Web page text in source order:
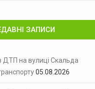
ЗАПИСИ
ДТП на вулиці Скальда
05.08.2026